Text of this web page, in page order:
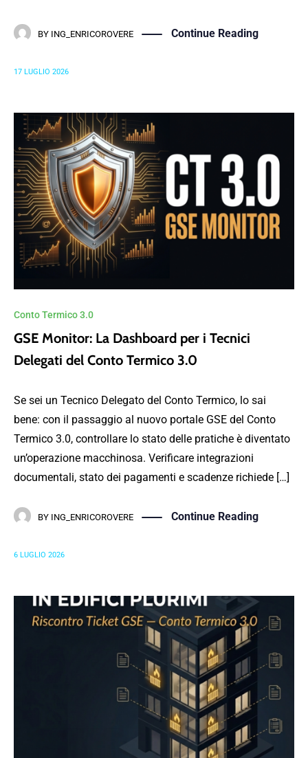
BY ING_ENRICOROVERE Continue Reading
17 LUGLIO 2026
Conto Termico 3.0
GSE Monitor: La Dashboard per i Tecnici
Delegati del Conto Termico 3.0
Se sei un Tecnico Delegato del Conto Termico, lo sai
bene: con il passaggio al nuovo portale GSE del Conto
Termico 3.0, controllare lo stato delle pratiche è diventato
un’operazione macchinosa. Verificare integrazioni
documentali, stato dei pagamenti e scadenze richiede […]
BY ING_ENRICOROVERE Continue Reading
6 LUGLIO 2026